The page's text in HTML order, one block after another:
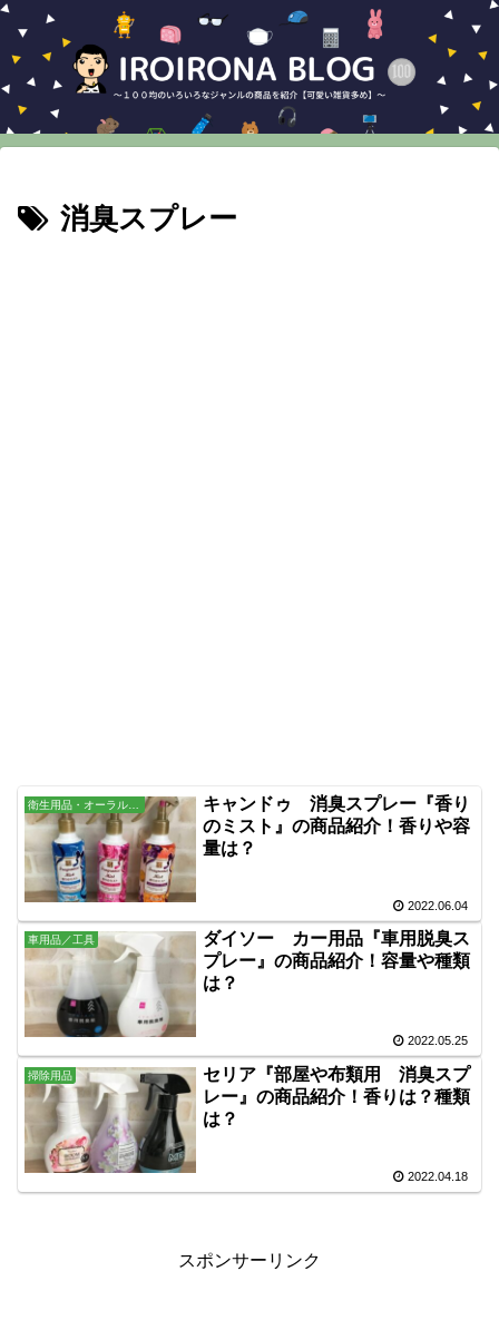
消臭スプレー
キャンドゥ 消臭スプレー『香り
のミスト』の商品紹介！香りや容
量は？
2022.06.04
車用品／工具
ダイソー カー用品『車用脱臭ス
プレー』の商品紹介！容量や種類
は？
2022.05.25
掃除用品
セリア『部屋や布類用 消臭スプ
レー』の商品紹介！香りは？種類
は？
2022.04.18
スポンサーリンク